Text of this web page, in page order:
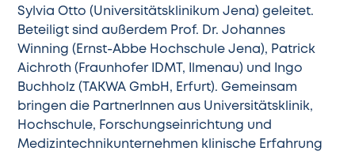
Sylvia Otto (Universitätsklinikum Jena) geleitet.
Beteiligt sind außerdem Prof. Dr. Johannes
Winning (Ernst-Abbe Hochschule Jena), Patrick
Aichroth (Fraunhofer IDMT, Ilmenau) und Ingo
Buchholz (TAKWA GmbH, Erfurt). Gemeinsam
bringen die PartnerInnen aus Universitätsklinik,
Hochschule, Forschungseinrichtung und
Medizintechnikunternehmen klinische Erfahrung